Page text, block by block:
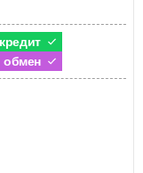
обмен